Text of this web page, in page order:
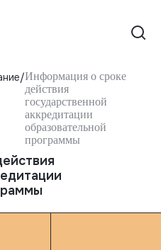
Информация о сроке
действия
государственной
аккредитации
образовательной
программы